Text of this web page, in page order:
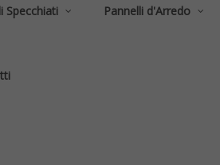
Specchiati Pannelli d'Arredo